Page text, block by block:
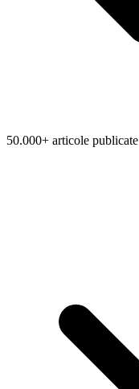
50.000+ articole publicate